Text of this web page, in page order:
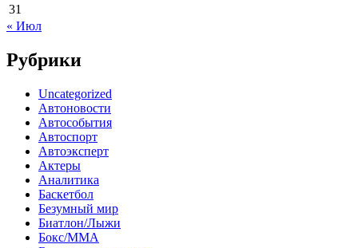
31
« Июл
Рубрики
Uncategorized
Автоновости
Автособытия
Автоспорт
Автоэксперт
Актеры
Аналитика
Баскетбол
Безумный мир
Биатлон/Лыжи
Бокс/MMA